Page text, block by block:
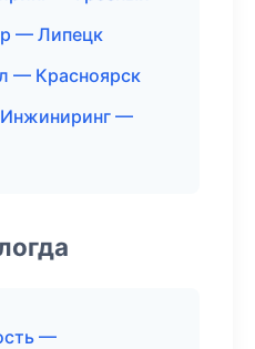
— Липецк
— Красноярск
Инжиниринг —
—